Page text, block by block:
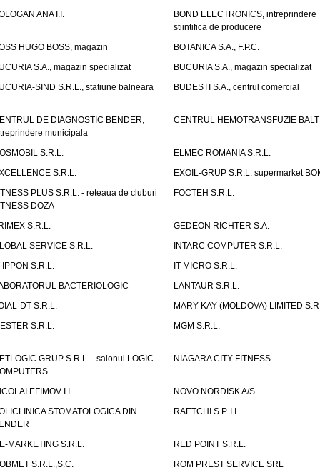
ANA I.I.
BOND ELECTRONICS, intreprindere
stiintifica de producere
HUGO BOSS, magazin
BOTANICA S.A., F.P.C.
S.A., magazin specializat
BUCURIA S.A., magazin specializat
SIND S.R.L., statiune balneara
BUDESTI S.A., centrul comercial
DE DIAGNOSTIC BENDER,
municipala
CENTRUL HEMOTRANSFUZIE
S.R.L.
ELMEC ROMANIA S.R.L.
S.R.L.
EXOIL-GRUP S.R.L. supermarket
PLUS S.R.L. - reteaua de cluburi
DOZA
FOCTEH S.R.L.
S.R.L.
GEDEON RICHTER S.A.
SERVICE S.R.L.
INTARC COMPUTER S.R.L.
IPPON S.R.L.
IT-MICRO S.R.L.
BACTERIOLOGIC
LANTAUR S.R.L.
DT S.R.L.
MARY KAY (MOLDOVA) LIMITED
S.R.L.
MGM S.R.L.
GRUP S.R.L. - salonul LOGIC
NIAGARA CITY FITNESS
EFIMOV I.I.
NOVO NORDISK A/S
STOMATOLOGICA DIN
RAETCHI S.P. I.I.
MARKETING S.R.L.
RED POINT S.R.L.
S.R.L.,S.C.
ROM PREST SERVICE SRL